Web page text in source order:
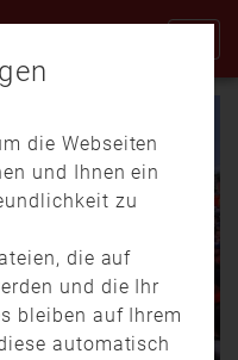
die Webseiten
und Ihnen ein
zu
die auf
und die Ihr
bleiben auf Ihrem
automatisch